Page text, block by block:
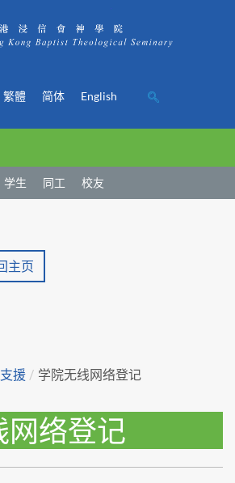
繁體 简体 English
学生 同工 校友
主页
援 / 学院无线网络登记
网络登记